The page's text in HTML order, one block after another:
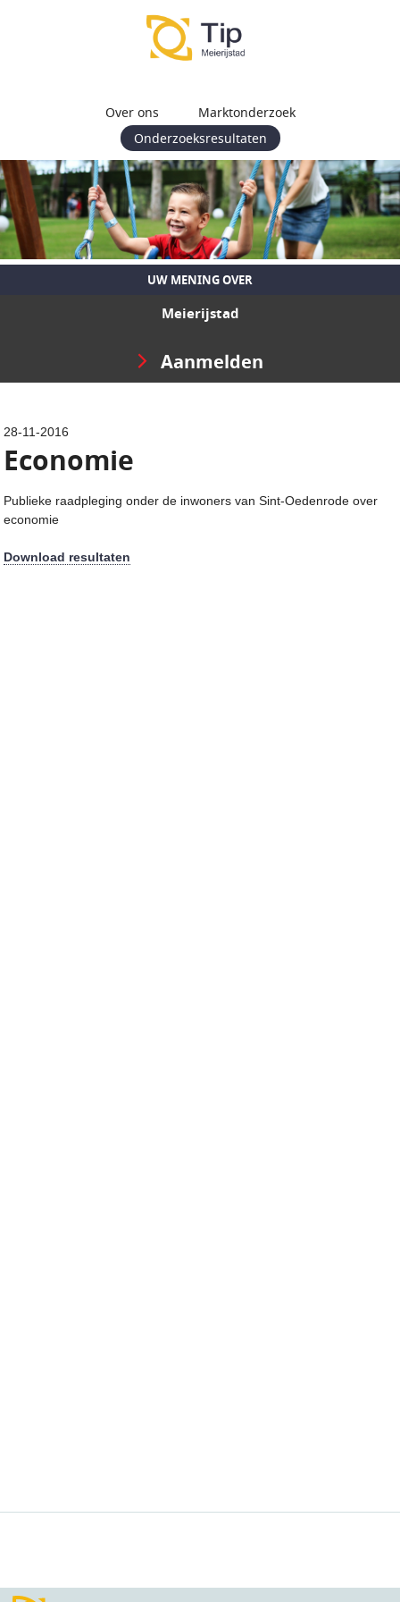
Over ons
Marktonderzoek
Onderzoeksresultaten
UW MENING OVER
Meierijstad
Aanmelden
28-11-2016
Economie
Publieke raadpleging onder de inwoners van Sint-Oedenrode over
economie
Download resultaten